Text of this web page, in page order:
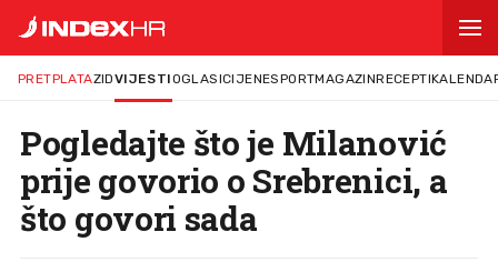
PRETPLATAZIDVIJESTIOGLASICIJENESPORTMAGAZINRECEPTI
Pogledajte što je Milanović
prije govorio o Srebrenici, a
što govori sada